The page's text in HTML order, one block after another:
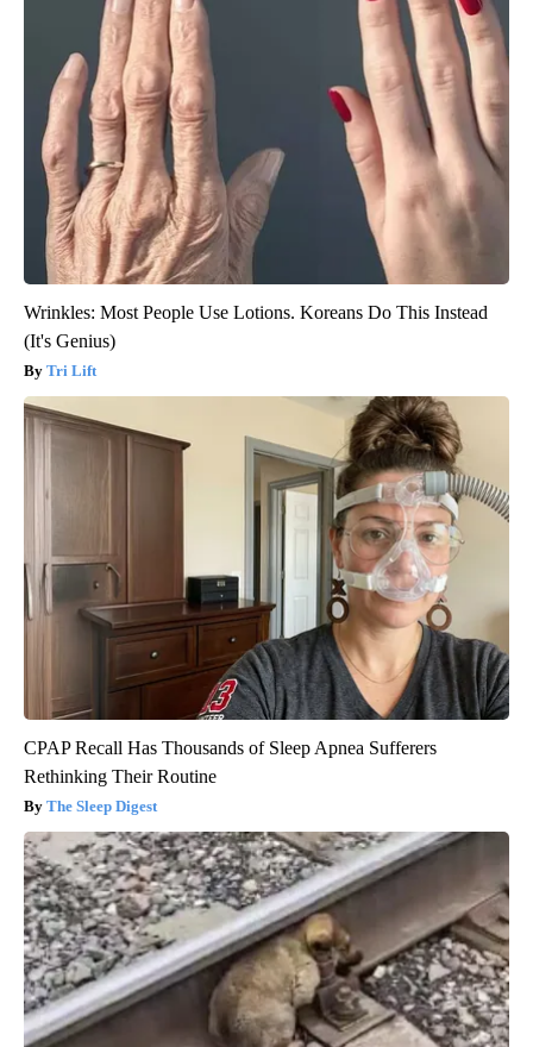
Wrinkles: Most People Use Lotions. Koreans Do This Instead
(It's Genius)
Tri Lift
CPAP Recall Has Thousands of Sleep Apnea Sufferers
Rethinking Their Routine
The Sleep Digest